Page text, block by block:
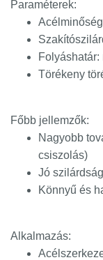
Paraméterek:
Folyáshatár:
Törékeny
Főbb jellemzők:
Nagyobb
csiszolás)
Jó
Könnyű és
Alkalmazás: